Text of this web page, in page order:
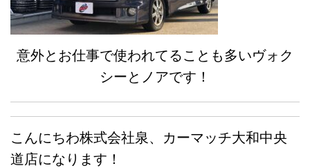
意外とお仕事で使われてることも多いヴォク
シーとノアです！
こんにちわ株式会社泉、カーマッチ大和中央
道店になります！